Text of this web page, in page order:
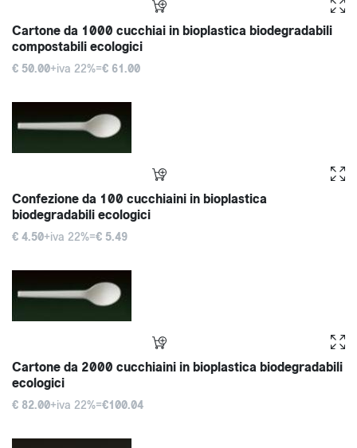
Cartone da 1000 cucchiai in bioplastica biodegradabili
compostabili ecologici
€ 50.00+iva 22%=€ 61.00
Confezione da 100 cucchiaini in bioplastica
biodegradabili ecologici
€ 4.50+iva 22%=€ 5.49
Cartone da 2000 cucchiaini in bioplastica biodegradabili
ecologici
€ 82.00+iva 22%=€100.04